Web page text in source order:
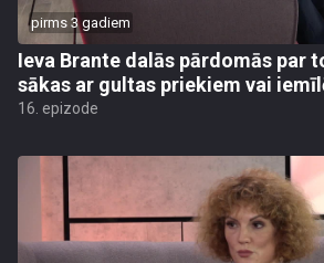
pirms 3 gadiem
Ieva Brante dalās pārdomās par
sākas ar gultas priekiem vai
16. epizode